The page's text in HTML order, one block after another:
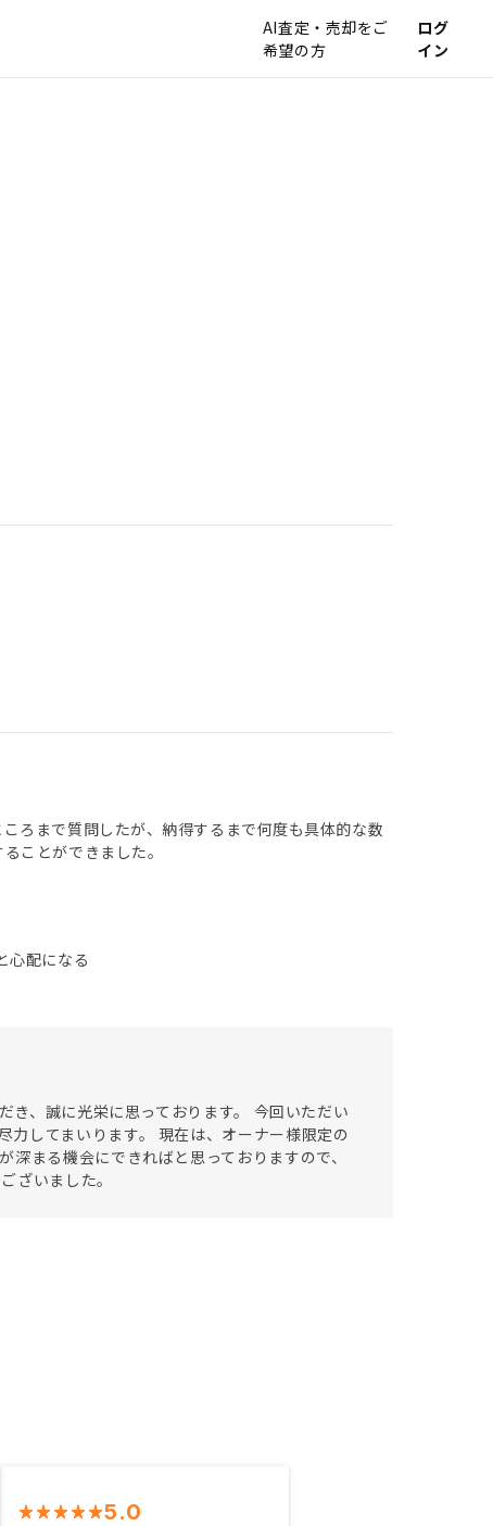
AI査定・売却をご
希望の方
ログ
イン
ろまで質問したが、納得するまで何度も具体的な数
ことができました。
心配になる
き、誠に光栄に思っております。 今回いただい
してまいります。 現在は、オーナー様限定の
まる機会にできればと思っておりますので、
ざいました。
5.0